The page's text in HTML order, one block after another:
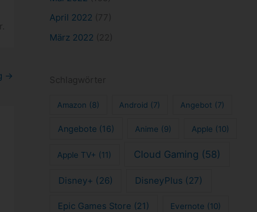
→
April 2022
März 2022
Amazon (8) Android (7) Angebot (7)
Angebote(16) Anime (9) Apple (10)
Apple TV+ (11) Cloud Gaming (58)
Disney+ (26) DisneyPlus (27)
Epic Games Store (21) Evernote (10)